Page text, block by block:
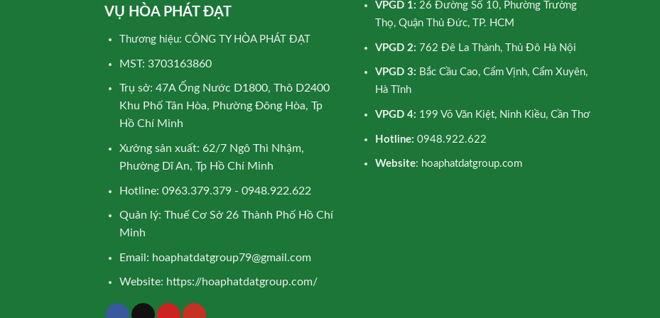
VỤ HÒA PHÁT ĐẠT
Thương hiệu: CÔNG TY HÒA PHÁT ĐẠT
MST: 3703163860
Trụ sở: 47A Ống Nước D1800, Thô D2400
Khu Phố Tân Hòa, Phường Đông Hòa, Tp
Hồ Chí Minh
Xưởng sản xuất: 62/7 Ngô Thì Nhậm,
Phường Dĩ An, Tp Hồ Chí Minh
Hotline: 0963.379.379 - 0948.922.622
Quản lý: Thuế Cơ Sở 26 Thành Phố Hồ Chí
Minh
Email: hoaphatdatgroup79@gmail.com
Website: https://hoaphatdatgroup.com/
VPGD 1: 26 Đường Số 10, Phường Trường
Thọ, Quận Thủ Đức, TP. HCM
VPGD 2: 762 Đê La Thành, Thủ Đô Hà Nội
VPGD 3: Bắc Cầu Cao, Cẩm Vịnh, Cẩm Xuyên,
Hà Tĩnh
VPGD 4: 199 Võ Văn Kiệt, Ninh Kiều, Cần Thơ
Hotline: 0948.922.622
Website: hoaphatdatgroup.com